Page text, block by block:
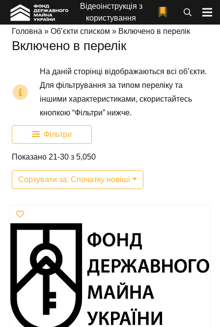
Відеоінструкція з
користування
Головна » Об’єкти списком » Включено в перелік
Включено в перелік
На даній сторінці відображаються всі об’єкти.
Для фільтрування за типом переліку та
іншими характеристиками, скористайтесь
кнопкою “Фільтри” нижче.
Фільтри
Показано 21-30 з 5,050
Сортувати за: Спочатку новіші